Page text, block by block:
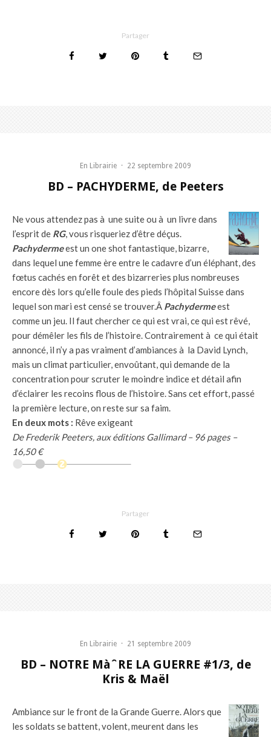
Partager
En Librairie · 22 septembre 2009
BD – PACHYDERME, de Peeters
Ne vous attendez pas à une suite ou à un livre dans
l’esprit de RG, vous risqueriez d’être déçus.
Pachydermeest un one shot fantastique, bizarre,
dans lequel une femme ère entre le cadavre d’un éléphant, des
fœtus cachés en forêt et des bizarreries plus nombreuses
encore dès lors qu’elle foule des pieds l’hôpital Suisse dans
lequel son mari est censé se trouver.Â Pachydermeest
comme un jeu. Il faut chercher ce qui est vrai, ce qui est rêvé,
pour démêler les fils de l’histoire. Contrairement à ce qui était
annoncé, il n’y a pas vraiment d’ambiances à la David Lynch,
mais un climat particulier, envoûtant, qui demande de la
concentration pour scruter le moindre indice et détail afin
d’éclairer les recoins flous de l’histoire. Sans cet effort, passé
la première lecture, on reste sur sa faim.
En deux mots : Rêve exigeant
De Frederik Peeters, aux éditions Gallimard – 96 pages –
16,50 €
Partager
En Librairie · 21 septembre 2009
BD – NOTRE MàˆRE LA GUERRE #1/3, de
Kris & Maël
Ambiance sur le front de la Grande Guerre. Alors que
les soldats se battent, volent, meurent dans les